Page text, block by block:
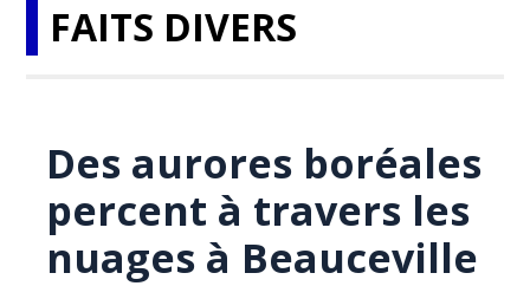
FAITS DIVERS
Des aurores boréales
percent à travers les
nuages à Beauceville